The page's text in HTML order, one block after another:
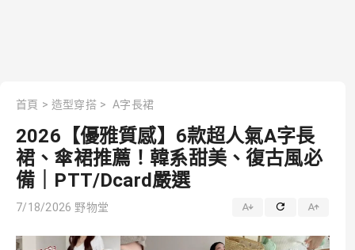
首頁 > 造型穿搭 > A字長裙
2026【優雅質感】6款超人氣A字長
裙、傘裙推薦！韓系甜美、復古風必
備｜PTT/Dcard嚴選
7/18/2026 野物堂